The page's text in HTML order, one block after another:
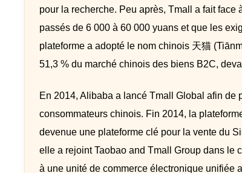
pour la recherche. Peu après, Tmall a fait
passés de 6 000 à 60 000 yuans et que les
plateforme a adopté le nom chinois 天猫
51,3 % du marché chinois des biens B2C,
En 2014, Alibaba a lancé Tmall Global afin de
consommateurs chinois. Fin 2014, la
devenue une plateforme clé pour la vente du
elle a rejoint Taobao and Tmall Group dans le
à une unité de commerce électronique unifiée